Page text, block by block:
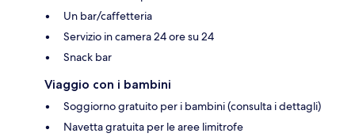
Un bar/caffetteria
Servizio in camera 24 ore su 24
Snack bar
Viaggio con i bambini
Soggiorno gratuito per i bambini (consulta i dettagli)
Navetta gratuita per le aree limitrofe